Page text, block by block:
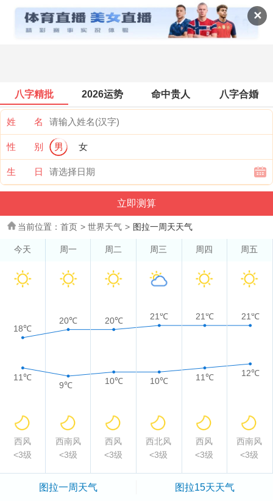
✕
世界天气
八字精批 2026运势 命中贵人 八字合婚
姓 名
性 别 男 女
生 日
当前位置： 首页 > 世界天气 > 图拉一周天天气
今天 周一 周二 周三 周四 周五
18℃
20℃ 20℃ 21℃ 21℃ 21℃
11℃
9℃ 10℃ 10℃ 11℃ 12℃
西风 西南风 西风 西北风 西风
西南风
<3级
<3级 <3级 <3级 <3级 <3级
图拉一周天气 图拉15天天气